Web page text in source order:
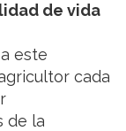
de vida
este
cada
de la